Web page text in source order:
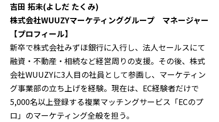
吉田 拓未(よしだ たくみ)
株式会社WUUZYマーケティンググループ マネージャー
【プロフィール】
新卒で株式会社みずほ銀行に入行し、法人セールスにて
融資・不動産・相続など経営周りの支援。その後、株式
会社WUUZYに3人目の社員として参画し、マーケティン
グ事業部の立ち上げを経験。現在は、EC経験者だけで
5,000名以上登録する複業マッチングサービス「ECのプ
ロ」のマーケティング全般を担う。